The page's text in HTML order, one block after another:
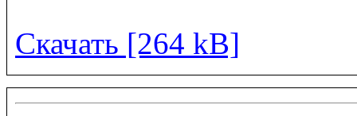
Скачать [264 kB]